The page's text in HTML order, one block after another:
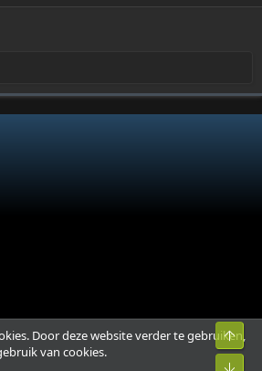
Door deze website verder te gebruiken,
van cookies.